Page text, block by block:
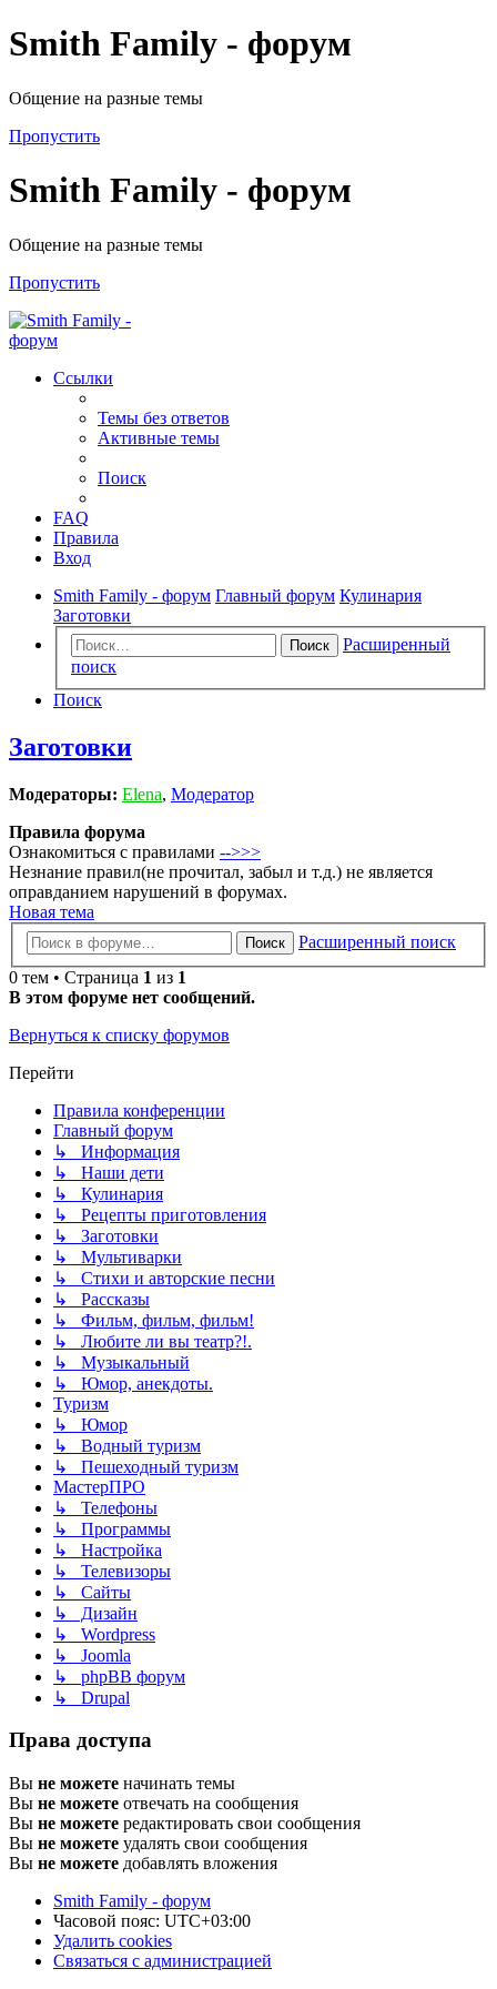
Smith Family - форум
Общение на разные темы
Пропустить
Smith Family - форум
Общение на разные темы
Пропустить
Ссылки
Темы без ответов
Активные темы
Поиск
FAQ
Правила
Вход
Smith Family - форум Главный форум Кулинария
Заготовки
Поиск
Расширенный
поиск
Поиск
Заготовки
Модераторы: Elena, Модератор
Правила форума
Ознакомиться с правилами -->>>
Незнание правил(не прочитал, забыл и т.д.) не является
оправданием нарушений в форумах.
Новая тема
Поиск
Расширенный поиск
0 тем • Страница 1 из 1
В этом форуме нет сообщений.
Вернуться к списку форумов
Перейти
Правила конференции
Главный форум
↳ Информация
↳ Наши дети
↳ Кулинария
↳ Рецепты приготовления
↳ Заготовки
↳ Мультиварки
↳ Стихи и авторские песни
↳ Рассказы
↳ Фильм, фильм, фильм!
↳ Любите ли вы театр?!.
↳ Музыкальный
↳ Юмор, анекдоты.
Туризм
↳ Юмор
↳ Водный туризм
↳ Пешеходный туризм
МастерПРО
↳ Телефоны
↳ Программы
↳ Настройка
↳ Телевизоры
↳ Сайты
↳ Дизайн
↳ Wordpress
↳ Joomla
↳ phpBB форум
↳ Drupal
Права доступа
Вы не можете начинать темы
Вы не можете отвечать на сообщения
Вы не можете редактировать свои сообщения
Вы не можете удалять свои сообщения
Вы не можете добавлять вложения
Smith Family - форум
Часовой пояс: UTC+03:00
Удалить cookies
Связаться с администрацией